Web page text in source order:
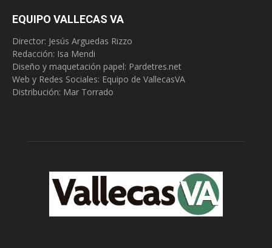
EQUIPO VALLECAS VA
Director: Jesús Arguedas Rizzo
Redacción: Isa Mendi
Diseño y maquetación papel: Pardetres.net
Web y Redes Sociales: Equipo de VallecasVA
Distribución: Mar Torrado